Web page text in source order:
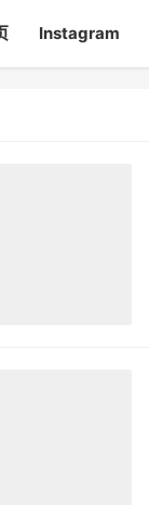
Instagram